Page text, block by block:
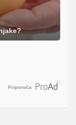
Priporoča